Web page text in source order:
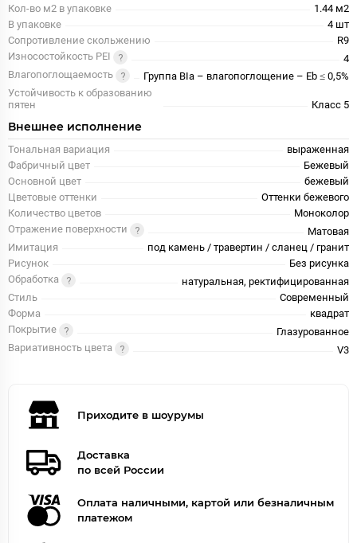
Кол-во м2 в упаковке
1.44 м2
В упаковке
4 шт
Сопротивление скольжению
R9
Износостойкость PEI
4
Влагопоглощаемость
Группа BIa – влагопоглощение – Eb ≤ 0,5%
Устойчивость к образованию
пятен
Класс 5
Внешнее исполнение
Тональная вариация
выраженная
Фабричный цвет
Бежевый
Основной цвет
бежевый
Цветовые оттенки
Оттенки бежевого
Количество цветов
Моноколор
Отражение поверхности
Матовая
Имитация
под камень / травертин / сланец / гранит
Рисунок
Без рисунка
Обработка
натуральная, ректифицированная
Стиль
Современный
Форма
квадрат
Покрытие
Глазурованное
Вариативность цвета
V3
Приходите в шоурумы
Доставка
по всей России
Оплата наличными, картой или безналичным
платежом